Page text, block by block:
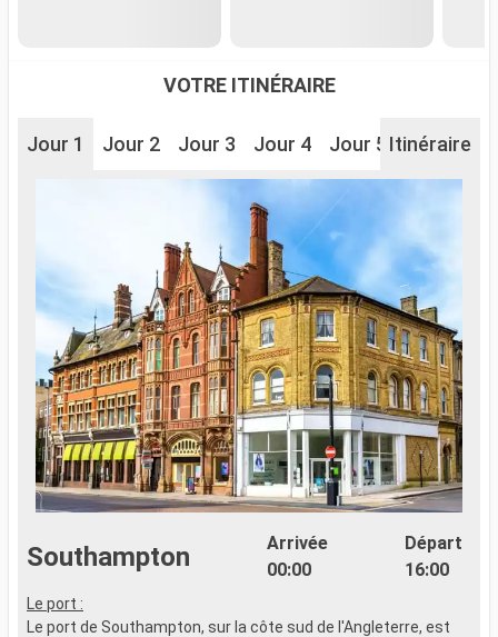
VOTRE ITINÉRAIRE
Jour 1 Jour 2 Jour 3 Jour 4 Jour 5 Jour 6
Itinéraire
Southampton
Arrivée
00:00
Départ
16:00
Le port :
Le port de Southampton, sur la côte sud de l'Angleterre, est